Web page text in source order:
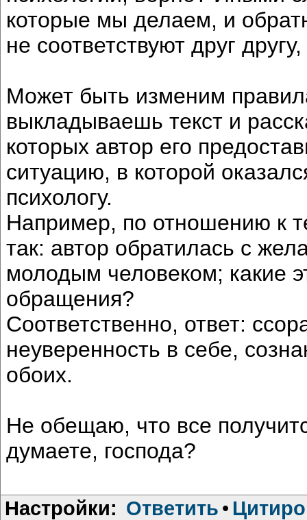
которые мы делаем, и
не соответствуют друг
Может быть изменим
выкладываешь текст и
которых автор его
ситуацию, в которой
психологу.
Например, по отношению к
так: автор обратилась с
молодым человеком; какие
обращения?
Соответственно, ответ:
неуверенность в себе,
обоих.
Не обещаю, что все
думаете, господа?
Настройки: Ответить •